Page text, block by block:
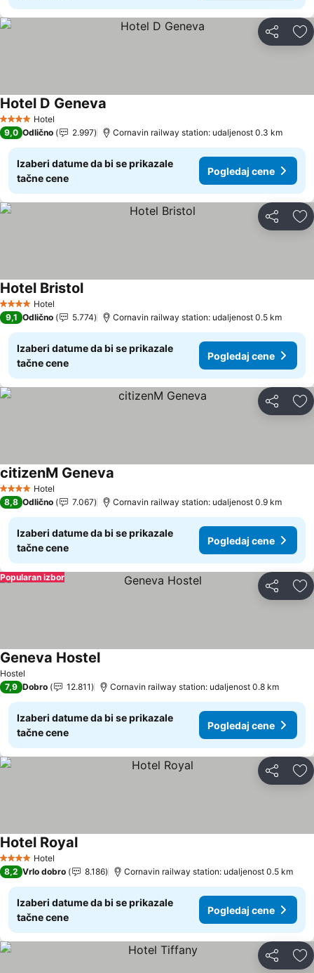
Deli
4 ZvezdiceHotel
Hotel D Geneva
9,0 Odlično 2.997 Cornavin railway station: udaljenost 0.3 km
Izaberi datume da bi se prikazale
tačne cene
Pogledaj cene
Deli
4 ZvezdiceHotel
Hotel Bristol
9,1 Odlično 5.774 Cornavin railway station: udaljenost 0.5 km
Izaberi datume da bi se prikazale
tačne cene
Pogledaj cene
Deli
4 ZvezdiceHotel
citizenM Geneva
8,8 Odlično 7.067 Cornavin railway station: udaljenost 0.9 km
Izaberi datume da bi se prikazale
tačne cene
Pogledaj cene
Deli
Popularan izbor
Hostel
Geneva Hostel
7,9 Dobro 12.811 Cornavin railway station: udaljenost 0.8 km
Izaberi datume da bi se prikazale
tačne cene
Pogledaj cene
Deli
4 ZvezdiceHotel
Hotel Royal
8,2 Vrlo dobro 8.186 Cornavin railway station: udaljenost 0.5 km
Izaberi datume da bi se prikazale
tačne cene
Pogledaj cene
Deli